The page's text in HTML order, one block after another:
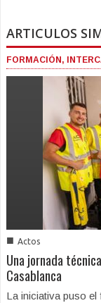
ARTICULOS
FORMACIÓN,
■ Actos
Una jornada
Casablanca
La iniciativa puso